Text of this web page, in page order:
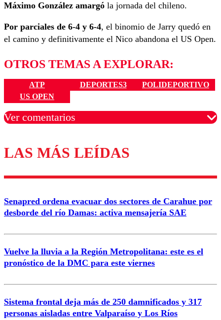
Máximo González amargó la jornada del chileno.
Por parciales de 6-4 y 6-4, el binomio de Jarry quedó en
el camino y definitivamente el Nico abandona el US Open.
OTROS TEMAS A EXPLORAR:
ATP DEPORTES3
POLIDEPORTIVO
US OPEN
Ver comentarios
Los comentarios son moderados para garantizar un
diálogo respetuoso.
Nombre
Correo
Enviar comentario
LAS MÁS LEÍDAS
Senapred ordena evacuar dos sectores de Carahue por
desborde del río Damas: activa mensajería SAE
Vuelve la lluvia a la Región Metropolitana: este es el
pronóstico de la DMC para este viernes
Sistema frontal deja más de 250 damnificados y 317
personas aisladas entre Valparaíso y Los Ríos